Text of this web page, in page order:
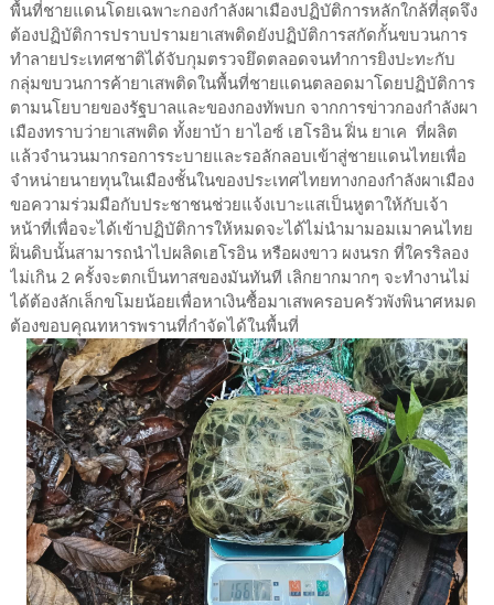
พื้นที่ชายแดนโดยเฉพาะกองกำลังผาเมืองปฏิบัติการหลักใกล้ที่สุดจึง
ต้องปฏิบัติการปราบปรามยาเสพติดยังปฏิบัติการสกัดกั้นขบวนการ
ทำลายประเทศชาติได้จับกุมตรวจยึดตลอดจนทำการยิงปะทะกับ
กลุ่มขบวนการค้ายาเสพติดในพื้นที่ชายแดนตลอดมาโดยปฏิบัติการ
ตามนโยบายของรัฐบาลและของกองทัพบก จากการข่าวกองกำลังผา
เมืองทราบว่ายาเสพติด ทั้งยาบ้า ยาไอซ์ เฮโรอิน ฝิ่น ยาเค ที่ผลิต
แล้วจำนวนมากรอการระบายและรอลักลอบเข้าสู่ชายแดนไทยเพื่อ
จำหน่ายนายทุนในเมืองชั้นในของประเทศไทยทางกองกำลังผาเมือง
ขอความร่วมมือกับประชาชนช่วยแจ้งเบาะแสเป็นหูตาให้กับเจ้า
หน้าที่เพื่อจะได้เข้าปฏิบัติการให้หมดจะได้ไม่นำมามอมเมาคนไทย
ฝิ่นดิบนั้นสามารถนำไปผลิดเฮโรอิน หรือผงขาว ผงนรก ที่ใครริลอง
ไม่เกิน 2 ครั้งจะตกเป็นทาสของมันทันที เลิกยากมากๆ จะทำงานไม่
ได้ต้องลักเล็กขโมยน้อยเพื่อหาเงินซื้อมาเสพครอบครัวพังพินาศหมด
ต้องขอบคุณทหารพรานที่กำจัดได้ในพื้นที่